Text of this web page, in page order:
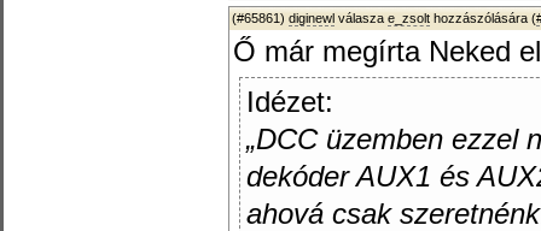
(#65861) diginewl válasza e_zsolt hozzászólására (
Ő már megírta Neked
Idézet:
„DCC üzemben ezzel
dekóder AUX1 és
ahová csak